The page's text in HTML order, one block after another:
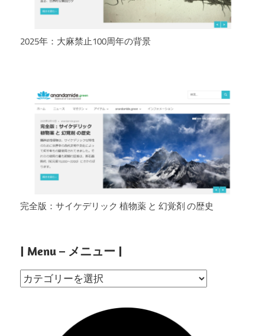
2025年：大麻禁止100周年の背景
完全版：サイケデリック 植物薬 と 幻覚剤 の歴史
| Menu – メニュー |